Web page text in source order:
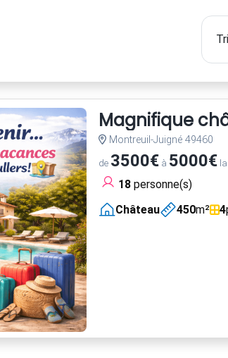
Magnifique
Montreuil-Juigné 49460
de 3500€à 5000€la
18personne(s)
Château
450m² 4